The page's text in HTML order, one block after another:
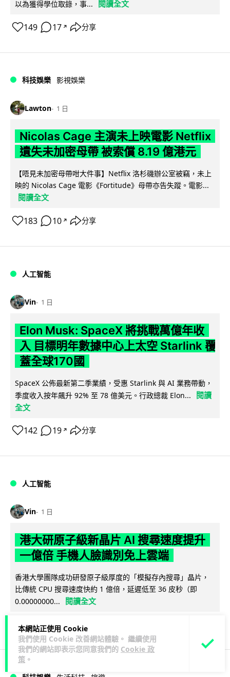
本網站正使用 Cookie
我們使用 Cookie 改善網站體驗。 繼續使用
我們的網站即表示您同意我們的 Cookie 政
策 。
以為獲得學位取錄，事...
閱讀全文
149 17 ↗ 分享
科技娛樂 影視娛樂
Lawton 1 日
Nicolas Cage 主演未上映電影 Netflix
遺失未加密母帶 被索償 8.19 億港元
【唔見未加密母帶咁大件事】Netflix 洛杉磯辦公室被竊，未上
映的 Nicolas Cage 電影《Fortitude》母帶亦告失蹤。電影...
閱讀全文
183 10 ↗ 分享
人工智能
Vin 1 日
Elon Musk: SpaceX 將挑戰萬億年收
入 目標明年數據中心上太空 Starlink 覆
蓋全球170國
SpaceX 公佈最新第二季業績，受惠 Starlink 與 AI 業務帶動，
季度收入按年飆升 92% 至 78 億美元。行政總裁 Elon...
閱讀
全文
142 19 ↗ 分享
人工智能
Vin 1 日
港大研原子級新晶片 AI 搜尋速度提升
一億倍 手機人臉識別免上雲端
香港大學團隊成功研發原子級厚度的「模擬存內搜尋」晶片，
比傳統 CPU 搜尋速度快約 1 億倍，延遲低至 36 皮秒（即
0.00000000...
閱讀全文
381 86 分享